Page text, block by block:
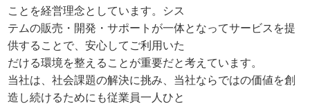
ことを経営理念としています。シス
テムの販売・開発・サポートが一体となってサービスを提
供することで、安心してご利用いた
だける環境を整えることが重要だと考えています。
当社は、社会課題の解決に挑み、当社ならではの価値を創
造し続けるためにも従業員一人ひと